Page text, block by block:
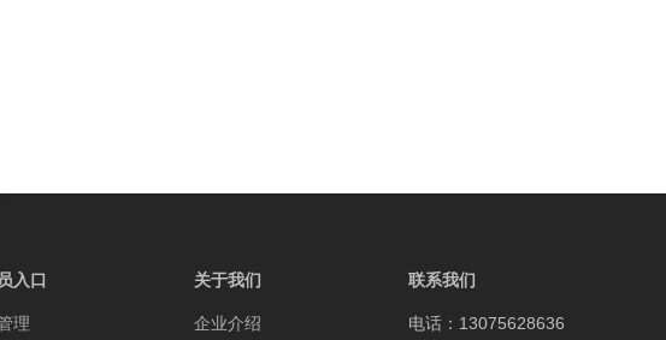
入口
理
关于我们
企业介绍
联系我们
电话：13075628636